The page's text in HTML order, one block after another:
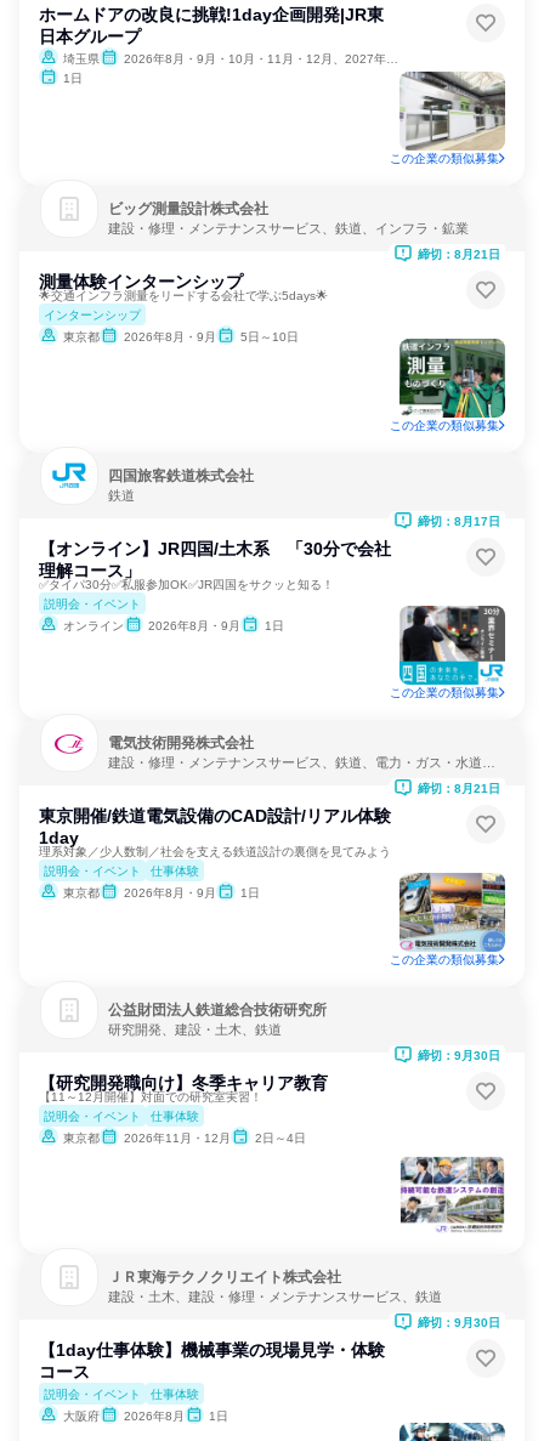
ホームドアの改良に挑戦!1day企画開発|JR東
日本グループ
埼玉県
2026年8月・9月・10月・11月・12月、2027年1月
1日
この企業の類似募集
ビッグ測量設計株式会社
建設・修理・メンテナンスサービス、鉄道、インフラ・鉱業
測量体験インターンシップ
🌟交通インフラ測量をリードする会社で学ぶ5days🌟
インターンシップ
東京都
2026年8月・9月 5日～10日
締切：8月21日
この企業の類似募集
四国旅客鉄道株式会社
鉄道
【オンライン】JR四国/土木系 「30分で会社
理解コース」
✅タイパ30分✅私服参加OK✅JR四国をサクッと知る！
説明会・イベント
オンライン
2026年8月・9月 1日
締切：8月17日
この企業の類似募集
電気技術開発株式会社
建設・修理・メンテナンスサービス、鉄道、電力・ガス・水道・
東京開催/鉄道電気設備のCAD設計/リアル体験
1day
理系対象／少人数制／社会を支える鉄道設計の裏側を見てみよう
説明会・イベント
仕事体験
東京都
2026年8月・9月 1日
締切：8月21日
この企業の類似募集
公益財団法人鉄道総合技術研究所
研究開発、建設・土木、鉄道
【研究開発職向け】冬季キャリア教育
【11～12月開催】対面での研究室実習！
説明会・イベント
仕事体験
東京都
2026年11月・12月 2日～4日
締切：9月30日
ＪＲ東海テクノクリエイト株式会社
建設・土木、建設・修理・メンテナンスサービス、鉄道
【1day仕事体験】機械事業の現場見学・体験
コース
説明会・イベント
仕事体験
大阪府
2026年8月 1日
締切：9月30日